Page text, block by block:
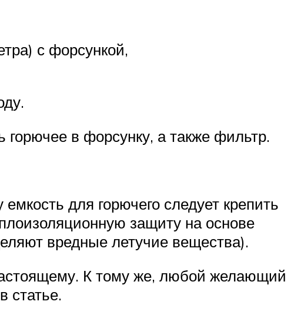
с форсункой,
горючее в форсунку, а также фильтр.
для горючего следует крепить
защиту на основе
вредные летучие вещества).
К тому же, любой желающий
статье.